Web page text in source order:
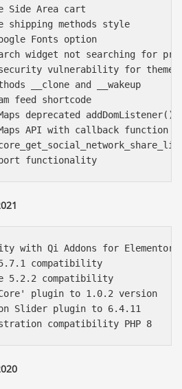
Side Area cart
shipping methods style
Fonts option
widget not searching for
vulnerability for theme
__clone and __wakeup
feed shortcode
deprecated addDomListener()
API with callback function
with Qi Addons for Elementor
5.7.1 compatibility
5.2.2 compatibility
plugin to 1.0.2 version
Slider plugin to 6.4.11